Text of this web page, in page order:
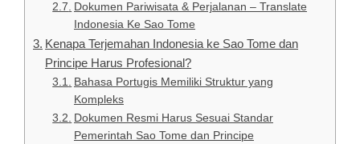
Dokumen Pariwisata & Perjalanan – Translate
Indonesia Ke Sao Tome
Kenapa Terjemahan Indonesia ke Sao Tome dan
Principe Harus Profesional?
Bahasa Portugis Memiliki Struktur yang
Kompleks
Dokumen Resmi Harus Sesuai Standar
Pemerintah Sao Tome dan Principe